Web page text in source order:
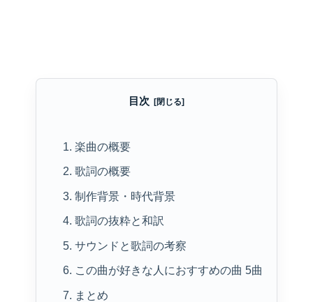
目次
1. 楽曲の概要
2. 歌詞の概要
3. 制作背景・時代背景
4. 歌詞の抜粋と和訳
5. サウンドと歌詞の考察
6. この曲が好きな人におすすめの曲 5曲
7. まとめ